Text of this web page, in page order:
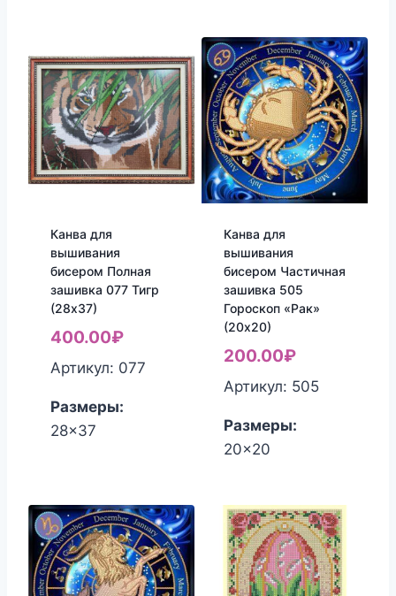
Канва для
вышивания
бисером Полная
зашивка 077 Тигр
(28х37)
400.00₽
Артикул: 077
Размеры:
28x37
Канва для
вышивания
бисером Частичная
зашивка 505
Гороскоп «Рак»
(20х20)
200.00₽
Артикул: 505
Размеры:
20x20